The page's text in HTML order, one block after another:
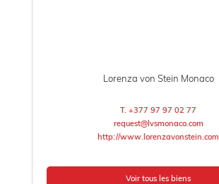
Lorenza von Stein Monaco
T. +377 97 97 02 77
request@lvsmonaco.com
http://www.lorenzavonstein.com
Voir tous les biens